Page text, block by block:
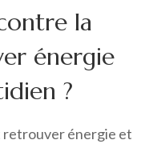
la
énergie
?
énergie et